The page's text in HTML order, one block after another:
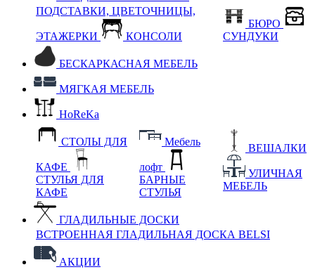
ПОДСТАВКИ, ЦВЕТОЧНИЦЫ,
ЭТАЖЕРКИ КОНСОЛИ
БЮРО
СУНДУКИ
БЕСКАРКАСНАЯ МЕБЕЛЬ
МЯГКАЯ МЕБЕЛЬ
HoReKa
СТОЛЫ ДЛЯ
КАФЕ
СТУЛЬЯ ДЛЯ
КАФЕ
Мебель
лофт
БАРНЫЕ
СТУЛЬЯ
ВЕШАЛКИ
УЛИЧНАЯ
МЕБЕЛЬ
ГЛАДИЛЬНЫЕ ДОСКИ
ВСТРОЕННАЯ ГЛАДИЛЬНАЯ ДОСКА BELSI
АКЦИИ